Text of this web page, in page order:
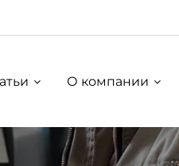
О компании